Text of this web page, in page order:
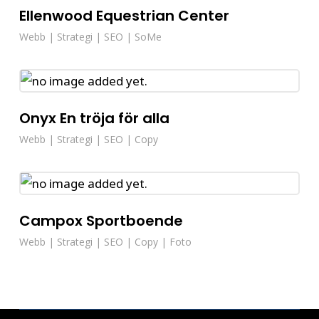
Ellenwood Equestrian Center
Webb | Strategi | SEO | SoMe
Onyx En tröja för alla
Webb | Strategi | SEO | Copy
Campox Sportboende
Webb | Strategi | SEO | Copy | Foto